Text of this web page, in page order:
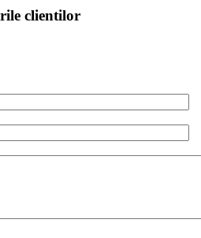
clientilor